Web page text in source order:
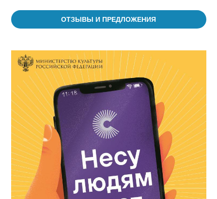
ОТЗЫВЫ И ПРЕДЛОЖЕНИЯ